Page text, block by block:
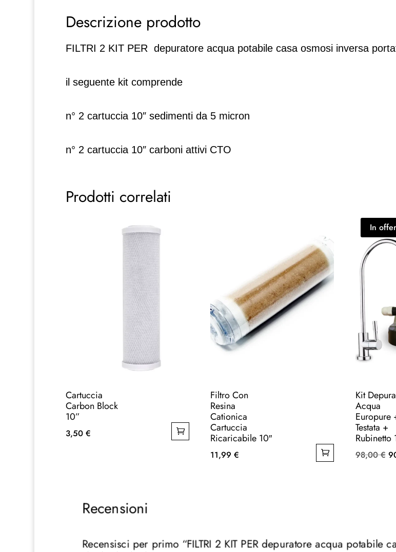
Descrizione prodotto
FILTRI 2 KIT PER depuratore acqua potabile casa osmosi inversa
il seguente kit comprende
n° 2 cartuccia 10″ sedimenti da 5 micron
n° 2 cartuccia 10″ carboni attivi CTO
Prodotti correlati
Cartuccia
Carbon Block
10”
3,50 €
Filtro Con
Resina
Cationica
Cartuccia
Ricaricabile 10″
11,99€
In
Kit
Acqua
Europure
Testata +
Rubinetto
98,00€ Il
Recensioni
Recensisci per primo “FILTRI 2 KIT PER depuratore acqua potabile